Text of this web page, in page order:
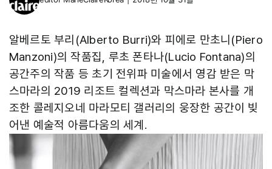
알베르토 부리(Alberto Burri)와 피에로 만초니(Piero
Manzoni)의 작품집, 루초 폰타나(Lucio Fontana)의
공간주의 작품 등 초기 전위파 미술에서 영감 받은 막
스마라의 2019 리조트 컬렉션과 막스마라 본사를 개
조한 콜레지오네 마라모티 갤러리의 웅장한 공간이 빚
어낸 예술적 아름다움의 세계.